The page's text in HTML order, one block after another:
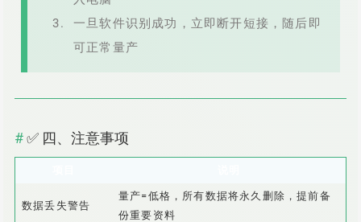
一旦软件识别成功，立即断开短接，随后即
可正常量产
✅ 四、注意事项
数据丢失警告
量产=低格，所有数据将永久删除，提前备
份重要资料